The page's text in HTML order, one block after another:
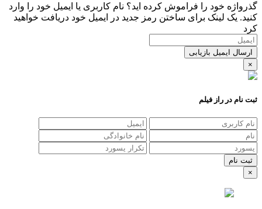
گذرواژه خود را فراموش کرده اید؟ نام کاربری یا ایمیل خود را وارد
کنید. یک لینک برای ساختن رمز جدید در ایمیل خود دریافت خواهید
کرد
ارسال ایمیل بازیابی
×
ثبت نام در راز فیلم
×